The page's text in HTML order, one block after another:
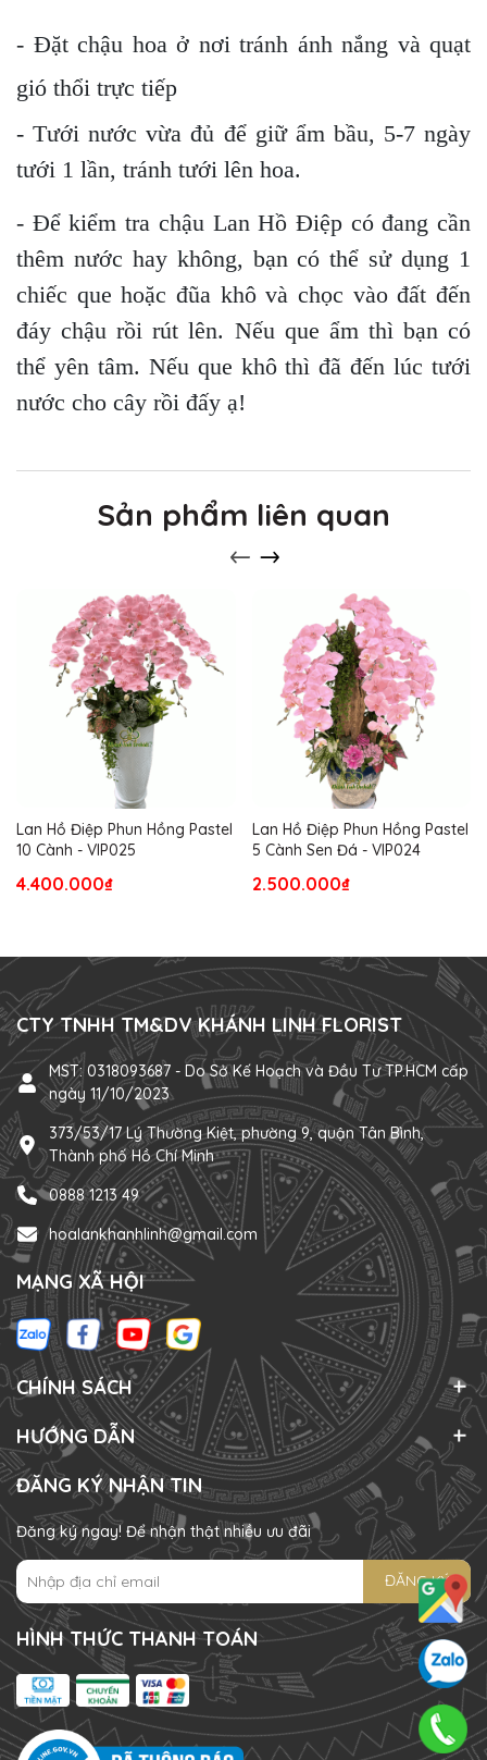
- Đặt chậu hoa ở nơi tránh ánh nắng và quạt
gió thổi trực tiếp
- Tưới nước vừa đủ để giữ ẩm bầu, 5-7 ngày
tưới 1 lần, tránh tưới lên hoa.
- Để kiểm tra chậu Lan Hồ Điệp có đang cần
thêm nước hay không, bạn có thể sử dụng 1
chiếc que hoặc đũa khô và chọc vào đất đến
đáy chậu rồi rút lên. Nếu que ẩm thì bạn có
thể yên tâm. Nếu que khô thì đã đến lúc tưới
nước cho cây rồi đấy ạ!
Sản phẩm liên quan
Lan Hồ Điệp Phun Hồng Pastel
10 Cành - VIP025
4.400.000₫
Lan Hồ Điệp Phun Hồng Pastel
5 Cành Sen Đá - VIP024
2.500.000₫
CTY TNHH TM&DV KHÁNH LINH FLORIST
MST: 0318093687 - Do Sở Kế Hoạch và Đầu Tư TP.HCM cấp
ngày 11/10/2023
373/53/17 Lý Thường Kiệt, phường 9, quận Tân Bình,
Thành phố Hồ Chí Minh
0888 1213 49
hoalankhanhlinh@gmail.com
MẠNG XÃ HỘI
CHÍNH SÁCH
HƯỚNG DẪN
ĐĂNG KÝ NHẬN TIN
Đăng ký ngay! Để nhận thật nhiều ưu đãi
ĐĂNG KÝ
HÌNH THỨC THANH TOÁN